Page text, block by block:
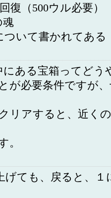
復（500ウル必要）
魂
いて書かれてある
にある宝箱ってどう
が必要条件ですが
リアすると、近く
。
げても、戻ると、１